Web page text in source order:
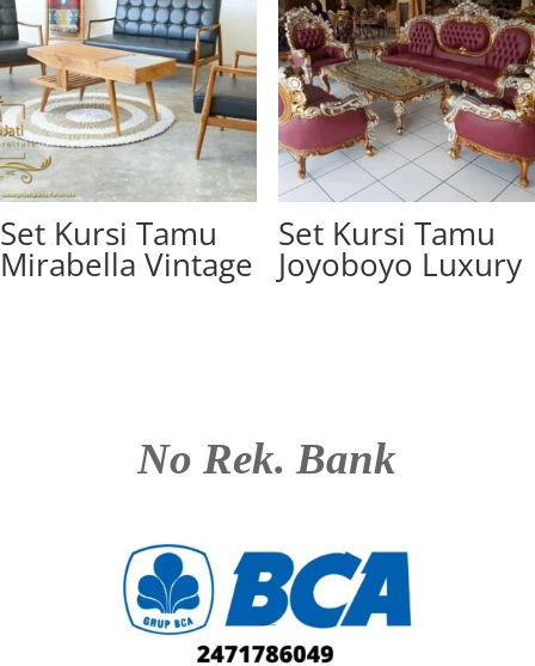
Set Kursi Tamu
Mirabella Vintage
Set Kursi Tamu
Joyoboyo Luxury
No Rek. Bank